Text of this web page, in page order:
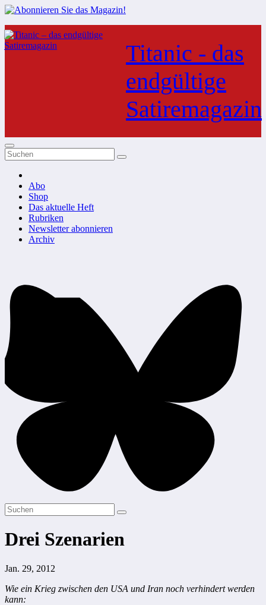
Zum
Inhalt
springen
Titanic - das
endgültige
Satiremagazin
Abo
Shop
Das aktuelle Heft
Rubriken
Newsletter abonnieren
Archiv
Drei Szenarien
Jan. 29, 2012
Wie ein Krieg zwischen den USA und Iran noch verhindert werden
kann: